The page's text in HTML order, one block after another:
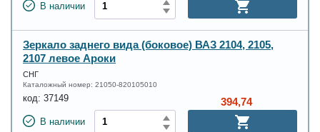
В наличии
Зеркало заднего вида (боковое) ВАЗ 2104, 2105,
2107 левое Ароки
СНГ
Каталожный номер: 21050-820105010
код: 37149
В наличии
394,74